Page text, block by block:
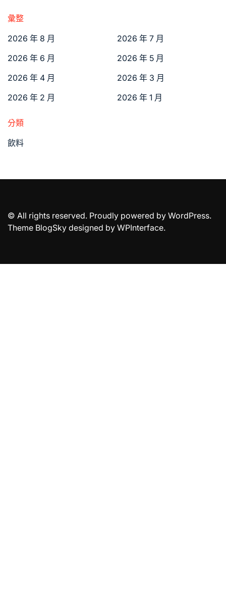
彙整
2026 年 8 月
2026 年 7 月
2026 年 6 月
2026 年 5 月
2026 年 4 月
2026 年 3 月
2026 年 2 月
2026 年 1 月
分類
飲料
© All rights reserved. Proudly powered by WordPress.
Theme BlogSky designed by WPInterface.